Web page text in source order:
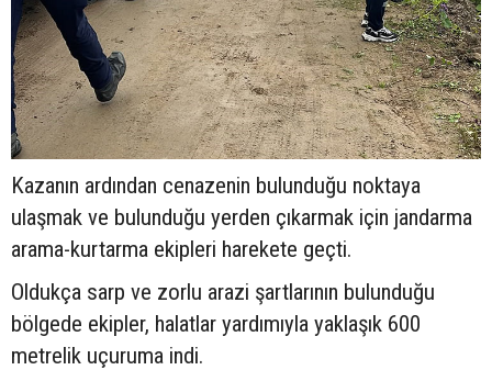
Kazanın ardından cenazenin bulunduğu noktaya
ulaşmak ve bulunduğu yerden çıkarmak için jandarma
arama-kurtarma ekipleri harekete geçti.
Oldukça sarp ve zorlu arazi şartlarının bulunduğu
bölgede ekipler, halatlar yardımıyla yaklaşık 600
metrelik uçuruma indi.